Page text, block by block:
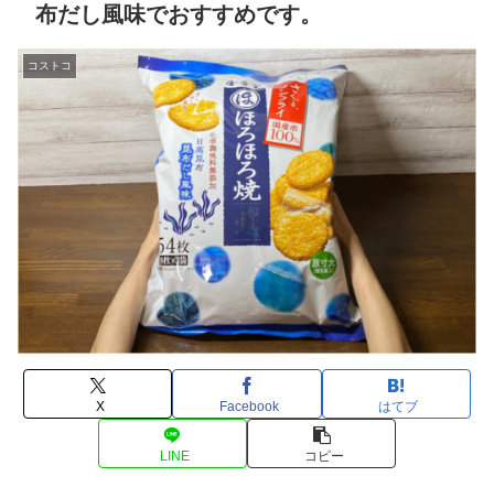
布だし風味でおすすめです。
コストコ
X Facebook はてブ
LINE コピー